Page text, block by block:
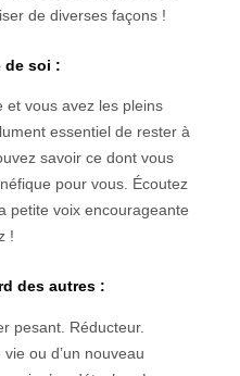
de diverses façons !
de soi :
et vous avez les pleins
essentiel de rester à
savoir ce dont vous
pour vous. Écoutez
petite voix encourageante
!
des autres :
pesant. Réducteur.
ou d’un nouveau